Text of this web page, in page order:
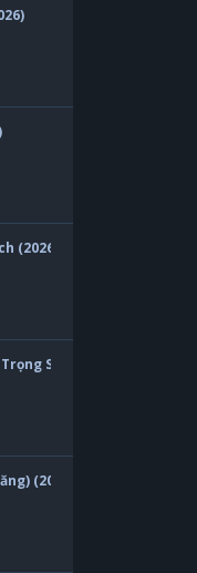
(2026)
Sinh (2026)
(2026)